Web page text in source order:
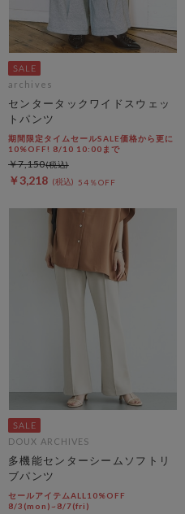
archives
センタータックワイドスウェッ
トパンツ
期間限定タイムセールSALE価格から更に
10%OFF! 8/10 10:00まで
￥3,218 54％OFF
￥7,150
DOUX ARCHIVES
多機能センターシームソフトリ
ブパンツ
セールアイテムALL10%OFF
8/3(mon)~8/7(fri)